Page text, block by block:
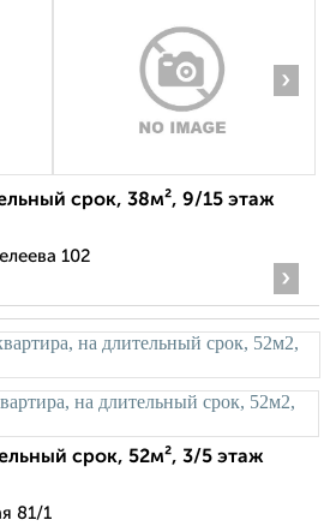
›
срок, 38м², 9/15 этаж
102
›
срок, 52м², 3/5 этаж
81/1